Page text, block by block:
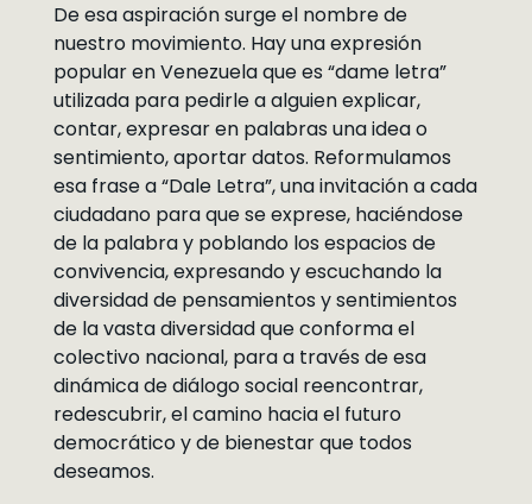
De esa aspiración surge el nombre de
nuestro movimiento. Hay una expresión
popular en Venezuela que es “dame letra”
utilizada para pedirle a alguien explicar,
contar, expresar en palabras una idea o
sentimiento, aportar datos. Reformulamos
esa frase a “Dale Letra”, una invitación a cada
ciudadano para que se exprese, haciéndose
de la palabra y poblando los espacios de
convivencia, expresando y escuchando la
diversidad de pensamientos y sentimientos
de la vasta diversidad que conforma el
colectivo nacional, para a través de esa
dinámica de diálogo social reencontrar,
redescubrir, el camino hacia el futuro
democrático y de bienestar que todos
deseamos.